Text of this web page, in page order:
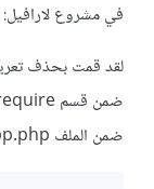
في مشروع لارافيل:
ضمن الملف app.php ثم قمت بتنفيذ الامر: